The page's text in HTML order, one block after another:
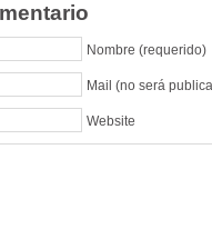
Nombre (requerido)
Mail (no será
Website